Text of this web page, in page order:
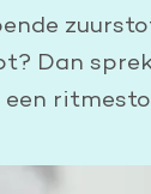
Dan